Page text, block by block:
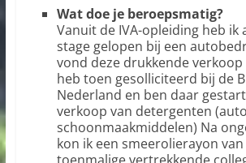
Wat doe je beroepsmatig?
Vanuit de IVA-opleiding heb ik
stage gelopen bij een
vond deze drukkende verkoop
heb toen gesolliciteerd bij de
Nederland en ben daar
verkoop van detergenten
schoonmaakmiddelen) Na
kon ik een smeerolierayon van